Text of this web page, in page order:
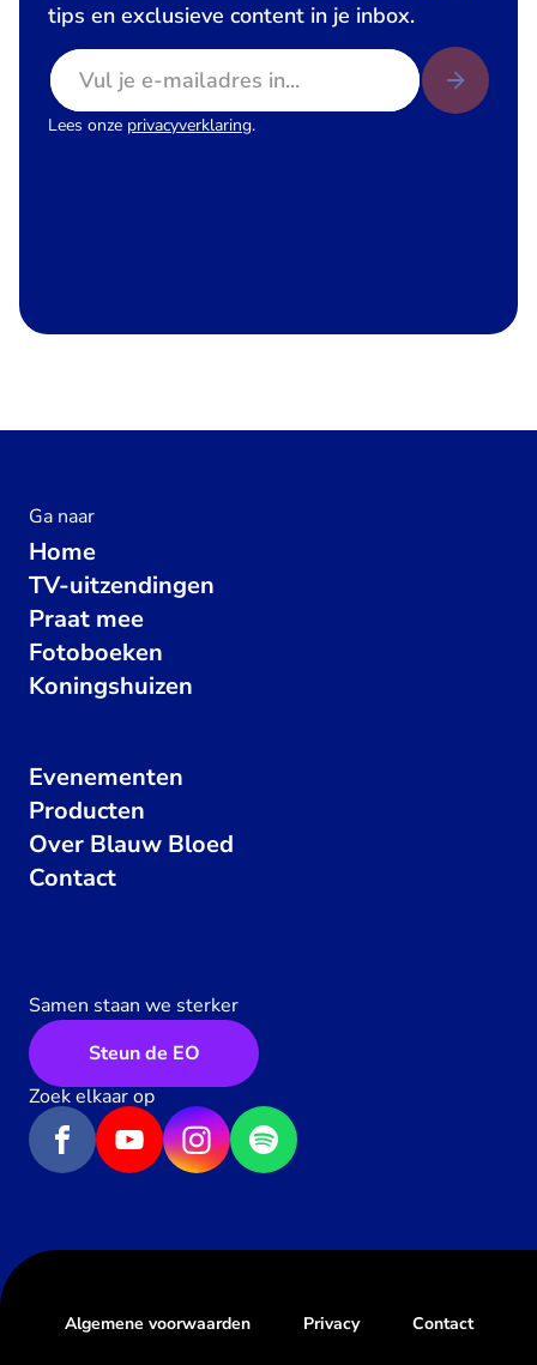
tips en exclusieve content in je inbox.
E-mailadres
Lees onze privacyverklaring.
Ga naar
Home
TV-uitzendingen
Praat mee
Fotoboeken
Koningshuizen
Evenementen
Producten
Over Blauw Bloed
Contact
Samen staan we sterker
Steun de EO
Zoek elkaar op
Algemene voorwaarden Privacy Contact